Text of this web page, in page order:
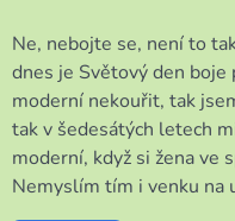
Ne, nebojte se, není to
dnes je Světový den
moderní nekouřit, tak
tak v šedesátých letech
moderní, když si žena ve
Nemyslím tím i venku na